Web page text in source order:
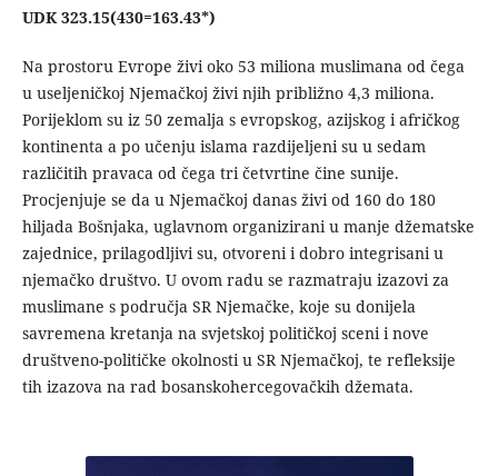
UDK 323.15(430=163.43*)
Na prostoru Evrope živi oko 53 miliona muslimana od čega
u useljeničkoj Njemačkoj živi njih približno 4,3 miliona.
Porijeklom su iz 50 zemalja s evropskog, azijskog i afričkog
kontinenta a po učenju islama razdijeljeni su u sedam
različitih pravaca od čega tri četvrtine čine sunije.
Procjenjuje se da u Njemačkoj danas živi od 160 do 180
hiljada Bošnjaka, uglavnom organizirani u manje džematske
zajednice, prilagodljivi su, otvoreni i dobro integrisani u
njemačko društvo. U ovom radu se razmatraju izazovi za
muslimane s područja SR Njemačke, koje su donijela
savremena kretanja na svjetskoj političkoj sceni i nove
društveno-političke okolnosti u SR Njemačkoj, te refleksije
tih izazova na rad bosanskohercegovačkih džemata.